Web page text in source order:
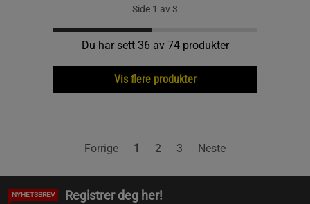
Side 1 av 3
Du har sett 36 av 74 produkter
Vis flere produkter
Forrige 1 2 3 Neste
NYHETSBREV Registrer deg her!